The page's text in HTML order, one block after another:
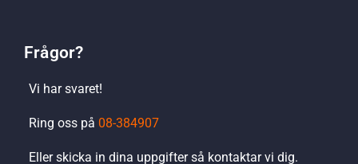
Frågor?
Vi har svaret!
Ring oss på 08-384907
Eller skicka in dina uppgifter så kontaktar vi dig.